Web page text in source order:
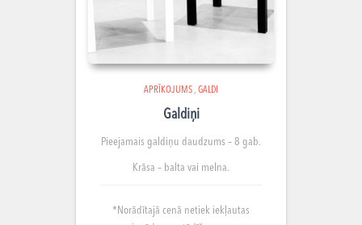
APRĪKOJUMS , GALDI
Galdiņi
Pieejamais galdiņu daudzums – 8 gab.
Krāsa – balta vai melna.
*Norādītajā cenā netiek iekļautas